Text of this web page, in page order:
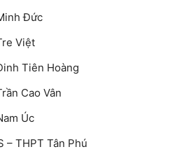
Đức
Việt
Tiên Hoàng
Cao Vân
Úc
– THPT Tân Phú